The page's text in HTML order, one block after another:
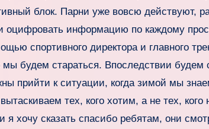
блок. Парни уже вовсю действуют,
оцифровать информацию по каждому
спортивного директора и главного
будем стараться. Впоследствии будем
прийти к ситуации, когда зимой мы
тех, кого хотим, а не тех,
я хочу сказать спасибо ребятам, они